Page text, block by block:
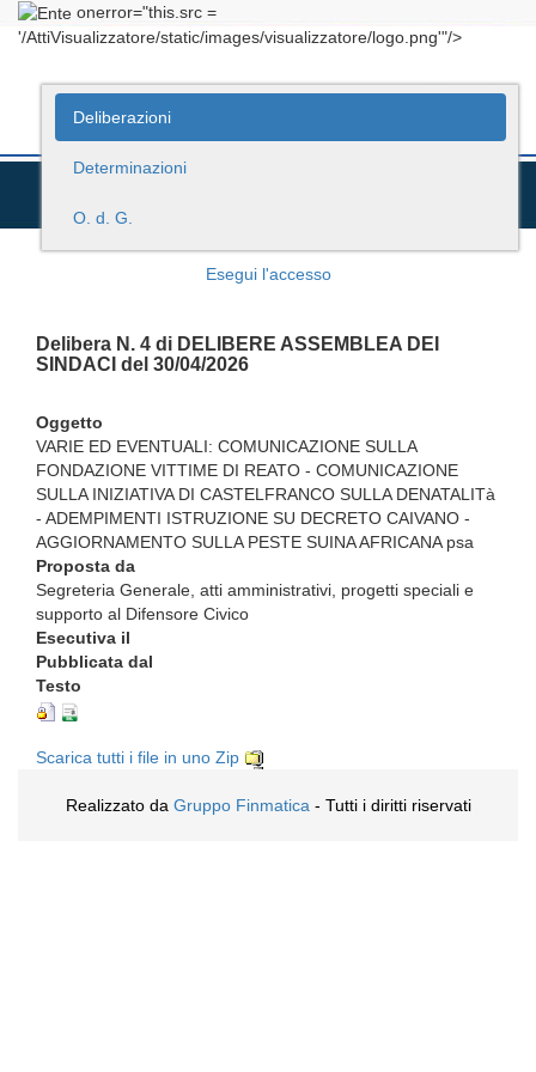
onerror="this.src =
'/AttiVisualizzatore/static/images/visualizzatore/logo.png'"/>
Deliberazioni
Determinazioni
O. d. G.
Esegui l'accesso
Delibera N. 4 di DELIBERE ASSEMBLEA DEI
SINDACI del 30/04/2026
Oggetto
VARIE ED EVENTUALI: COMUNICAZIONE SULLA
FONDAZIONE VITTIME DI REATO - COMUNICAZIONE
SULLA INIZIATIVA DI CASTELFRANCO SULLA DENATALITà
- ADEMPIMENTI ISTRUZIONE SU DECRETO CAIVANO -
AGGIORNAMENTO SULLA PESTE SUINA AFRICANA psa
Proposta da
Segreteria Generale, atti amministrativi, progetti speciali e
supporto al Difensore Civico
Esecutiva il
Pubblicata dal
Testo
Scarica tutti i file in uno Zip
Realizzato da Gruppo Finmatica- Tutti i diritti riservati